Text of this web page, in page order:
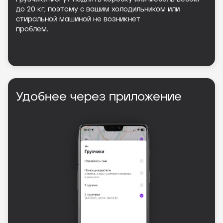
до 20 кг, поэтому с вашим холодильником или
стиральной машиной не возникнет
проблем.
Удобнее через приложение